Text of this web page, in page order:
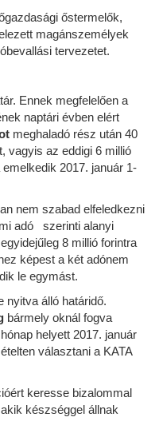
őstermelők,
magánszemélyek
tervezetet.
Ennek megfelelően a
naptári évben elért
meghaladó rész után 40
vagyis az eddigi 6 millió
2017. január 1-
nem szabad elfeledkezni
adó szerinti alanyi
8 millió forintra
képest a két adónem
le egymást.
nyitva álló határidő.
bármely oknál fogva
helyett 2017. január
választani a KATA
keresse bizalommal
készséggel állnak